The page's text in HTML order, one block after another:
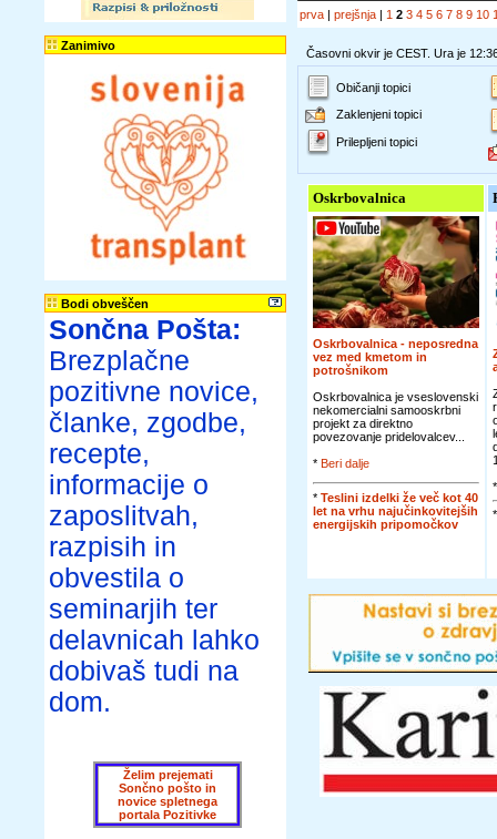
Zanimivo
Bodi obveščen
Sončna Pošta:
Brezplačne
pozitivne novice,
članke, zgodbe,
recepte,
informacije o
zaposlitvah,
razpisih in
obvestila o
seminarjih ter
delavnicah lahko
dobivaš tudi na
dom.
Želim prejemati
Sončno pošto in
novice spletnega
portala Pozitivke
prva | prejšnja | 1 2 3 4 5 6 7 8 9 10
Časovni okvir je CEST. Ura je
Običanji topici
Zaklenjeni topici
Prilepljeni topici
Oskrbovalnica
Oskrbovalnica - neposredna
vez med kmetom in
potrošnikom
Oskrbovalnica je vseslovenski
nekomercialni samooskrbni
projekt za direktno
povezovanje pridelovalcev...
* Beri dalje
* Teslini izdelki že več kot 40
let na vrhu najučinkovitejših
energijskih pripomočkov